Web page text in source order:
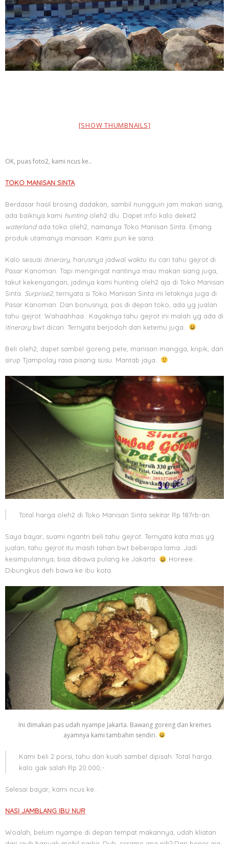
[SHOW THUMBNAILS]
OK, puas foto2, kami ncus ke..
TOKO MANISAN SINTA
Berdasar hasil brosing dadakan, sambil nungguin jam makan siang,
ada baiknya kami huntingoleh2 dlu. Dapet info kalo deket2
waterlandada toko oleh2, namanya Toko Manisan Sinta. Emang
produk utamanya manisan. Kami pun ke sana.
Kalo sesuai itinerary, harusnya jadwal waktu itu cari tahu gejrot di
Pasar Kanoman. Tapi mengingat nantinya mau makan siang juga,
takut kekenyangan, jadinya kami hunting oleh2 aja di Toko Manisan
Sinta. Surprise2, ternyata si Toko Manisan Sinta ini letaknya juga di
Pasar Kanoman. Dan bonusnya, pas di depan toko, ada yg jualan
tahu gejrot. Wahaahhaa.. Kayaknya tahu gejrot ini malah yg ada di
itinerarybwt dicari. Ternyata berjodoh dan ketemu juga..
Beli oleh2, dapet sambel goreng pete, manisan mangga, kripik, dan
sirup Tjampolay rasa pisang susu. Mantab jaya..
Total harga oleh2 di Toko Manisan Sinta sekitar Rp 187rb-an.
Saya bayar, suami ngantri beli tahu gejrot. Ternyata kata mas yg
jualan, tahu gejrot itu masih tahan bwt beberapa lama. Jadi
kesimpulannya, bisa dibawa pulang ke Jakarta.
Horeee..
Dibungkus deh bawa ke ibu kota.
Ini dimakan pas udah nyampe Jakarta. Bawang goreng dan kremes
ayamnya kami tambahin sendiri.
Kami beli 2 porsi, tahu dan kuah sambel dipisah. Total harga
kalo gak salah Rp 20.000,-.
Selesai bayar, kami ncus ke..
NASI JAMBLANG IBU NUR
Woalah, belum nyampe di depan tempat makannya, udah kliatan